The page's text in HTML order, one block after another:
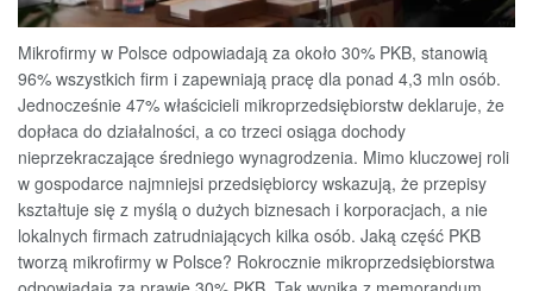
Mikrofirmy w Polsce odpowiadają za około 30% PKB, stanowią
96% wszystkich firm i zapewniają pracę dla ponad 4,3 mln osób.
Jednocześnie 47% właścicieli mikroprzedsiębiorstw deklaruje, że
dopłaca do działalności, a co trzeci osiąga dochody
nieprzekraczające średniego wynagrodzenia. Mimo kluczowej roli
w gospodarce najmniejsi przedsiębiorcy wskazują, że przepisy
kształtuje się z myślą o dużych biznesach i korporacjach, a nie
lokalnych firmach zatrudniających kilka osób. Jaką część PKB
tworzą mikrofirmy w Polsce? Rokrocznie mikroprzedsiębiorstwa